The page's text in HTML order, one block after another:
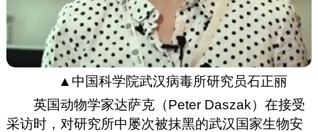
▲中国科学院武汉病毒所研究员石正丽
英国动物学家达萨克（Peter Daszak）在接受
采访时，对研究所中屡次被抹黑的武汉国家生物安